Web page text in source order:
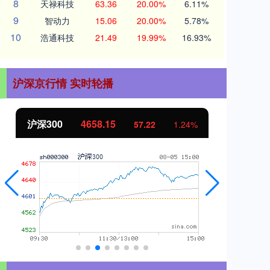
8 天禄科技 63.36 20.00% 6.11%
9 智动力 15.06 20.00% 5.78%
10 浩通科技 21.49 19.99% 16.93%
沪深京行情 实时轮播
北证50 1119.46 25.97 2.38%